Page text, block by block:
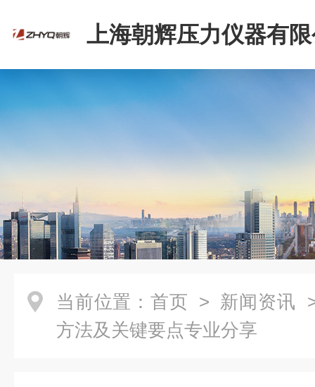
上海朝辉压力仪器有
当前位置： 首页 > 新闻资讯
方法及关键要点专业分享